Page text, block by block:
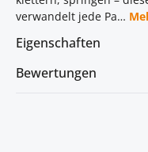
verwandelt jede Pa…
Eigenschaften
Bewertungen